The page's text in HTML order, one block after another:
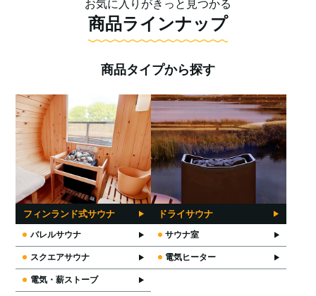
お気に入りがきっと見つかる
商品ラインナップ
商品タイプから探す
フィンランド式サウナ
バレルサウナ
スクエアサウナ
電気・薪ストーブ
ドライサウナ
サウナ室
電気ヒーター